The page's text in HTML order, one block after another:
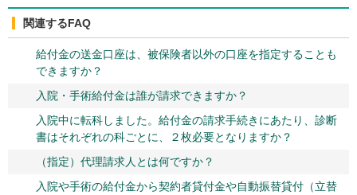
関連するFAQ
給付金の送金口座は、被保険者以外の口座を指定することも
できますか？
入院・手術給付金は誰が請求できますか？
入院中に転科しました。給付金の請求手続きにあたり、診断
書はそれぞれの科ごとに、２枚必要となりますか？
（指定）代理請求人とは何ですか？
入院や手術の給付金から契約者貸付金や自動振替貸付（立替